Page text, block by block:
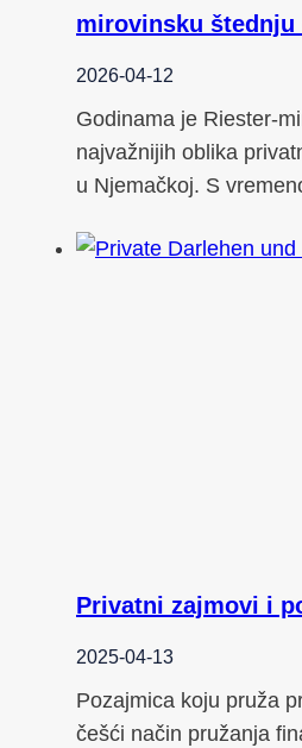
mirovinsku
2026-04-12
Godinama je Riester-
najvažnijih oblika
u Njemačkoj. S
Privatni zajmovi i
2025-04-13
Pozajmica koju pruža
češći način pružanja